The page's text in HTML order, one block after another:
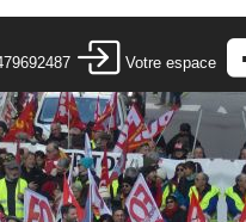
Votre espace